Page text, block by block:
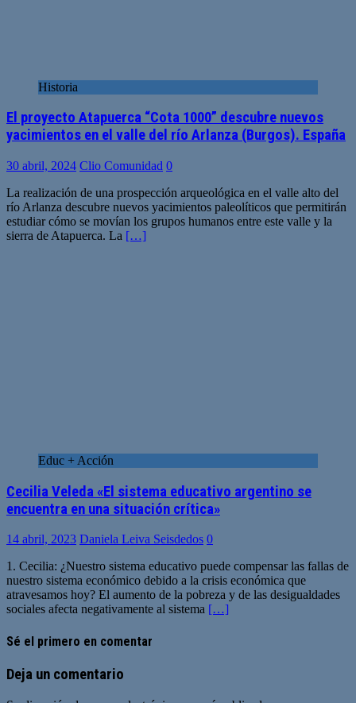
Historia
El proyecto Atapuerca “Cota 1000” descubre nuevos
yacimientos en el valle del río Arlanza (Burgos). España
30 abril, 2024 Clio Comunidad 0
La realización de una prospección arqueológica en el valle alto del
río Arlanza descubre nuevos yacimientos paleolíticos que permitirán
estudiar cómo se movían los grupos humanos entre este valle y la
sierra de Atapuerca. La […]
Educ + Acción
Cecilia Veleda «El sistema educativo argentino se
encuentra en una situación crítica»
14 abril, 2023 Daniela Leiva Seisdedos 0
1. Cecilia: ¿Nuestro sistema educativo puede compensar las fallas de
nuestro sistema económico debido a la crisis económica que
atravesamos hoy? El aumento de la pobreza y de las desigualdades
sociales afecta negativamente al sistema […]
Sé el primero en comentar
Deja un comentario